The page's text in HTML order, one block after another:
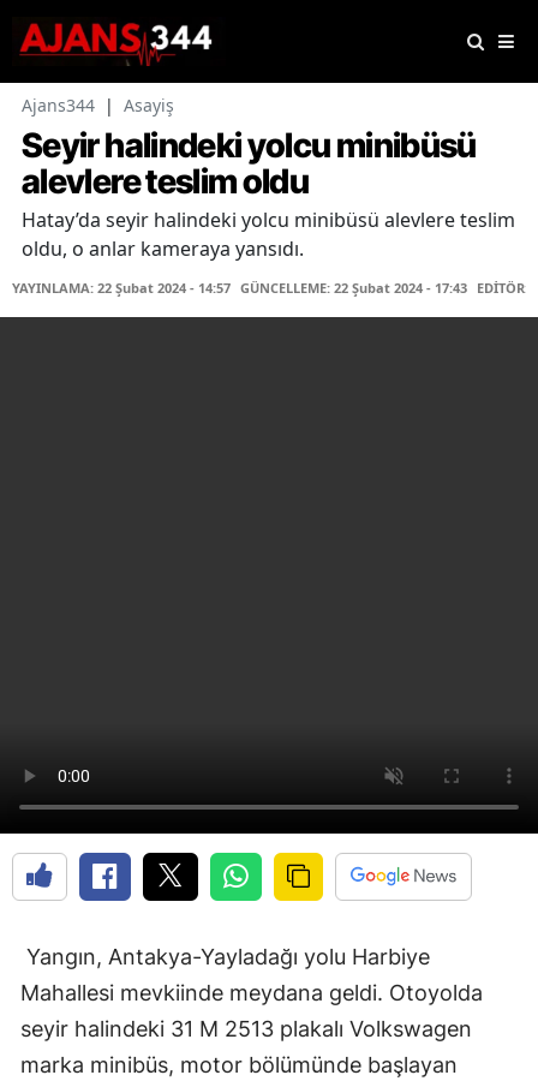
Ajans344 | Asayiş
Seyir halindeki yolcu minibüsü
alevlere teslim oldu
Hatay’da seyir halindeki yolcu minibüsü alevlere teslim
oldu, o anlar kameraya yansıdı.
YAYINLAMA: 22 Şubat 2024 - 14:57 GÜNCELLEME: 22 Şubat 2024 - 17:43 EDİTÖR:
Yangın, Antakya-Yayladağı yolu Harbiye
Mahallesi mevkiinde meydana geldi. Otoyolda
seyir halindeki 31 M 2513 plakalı Volkswagen
marka minibüs, motor bölümünde başlayan